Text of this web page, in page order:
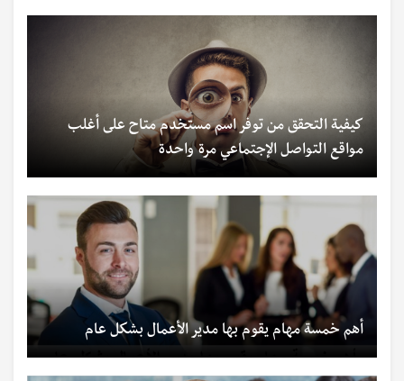
كيفية التحقق من توفر اسم مستخدم متاح على أغلب
مواقع التواصل الإجتماعي مرة واحدة
أهم خمسة مهام يقوم بها مدير الأعمال بشكل عام